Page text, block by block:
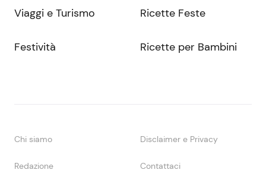
Viaggi e Turismo
Festività
Ricette Feste
Ricette per Bambini
Chi siamo Disclaimer e Privacy
Redazione Contattaci